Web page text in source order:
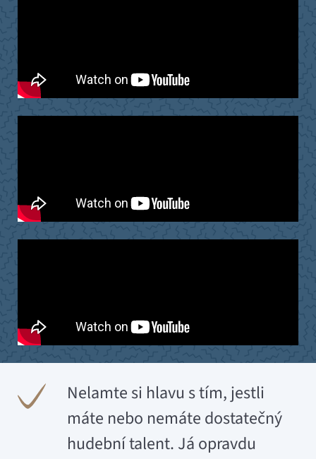
Nelamte si hlavu s tím, jestli
máte nebo nemáte dostatečný
hudební talent. Já opravdu